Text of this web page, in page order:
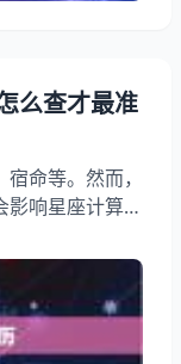
么查才最准
命等。然而，
响星座计算的
而不是阳历来
何查找最准确的
看星座是很多
还是了解别人都
，我们需要了解